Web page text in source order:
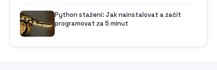
Python stažení: Jak nainstalovat a začít
programovat za 5 minut